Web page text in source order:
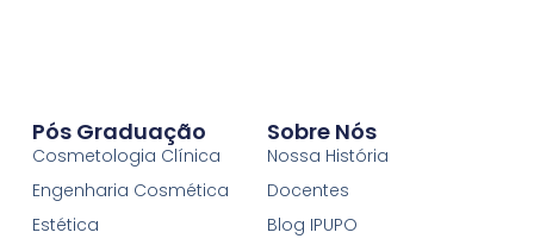
Pós Graduação
Cosmetologia Clínica
Engenharia Cosmética
Estética
Sobre Nós
Nossa História
Docentes
Blog IPUPO